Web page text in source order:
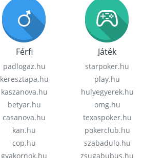
Férfi
padlogaz.hu
keresztapa.hu
kaszanova.hu
betyar.hu
casanova.hu
kan.hu
cop.hu
gyakornok.hu
Játék
starpoker.hu
play.hu
hulyegyerek.hu
omg.hu
texaspoker.hu
pokerclub.hu
szabadulo.hu
zsugabubus.hu